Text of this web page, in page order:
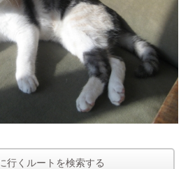
行くルートを検索する